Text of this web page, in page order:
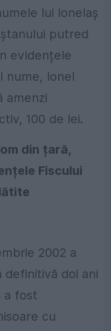
lui Ionelaș
putred
evidențele
nume, Ionel
amenzi
100 de lei.
din țară,
Fiscului
2002 a
definitivă doi ani
a fost
cu